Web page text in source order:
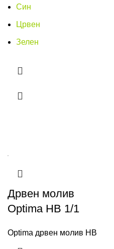
Син
Црвен
Зелен
Дрвен молив
Optima HB 1/1
Optima дрвен молив HB